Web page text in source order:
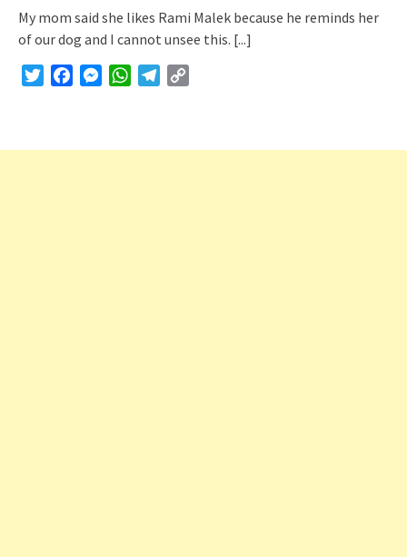
My mom said she likes Rami Malek because he reminds her
of our dog and I cannot unsee this. [...]
TwitterFacebookMessengerWhatsAppTelegram